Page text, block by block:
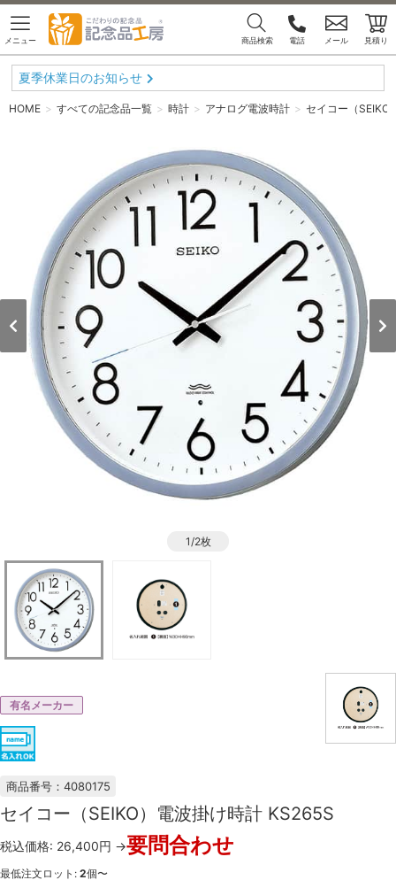
メニュー 商品検索 電話 メール 見積り
夏季休業日のお知らせ
HOME すべての記念品一覧 時計 アナログ電波時計 セイコー（SEIKO
1/2枚
有名メーカー
商品番号：4080175
セイコー（SEIKO）電波掛け時計 KS265S
税込価格: 26,400円 →要問合わせ
最低注文ロット: 2個〜